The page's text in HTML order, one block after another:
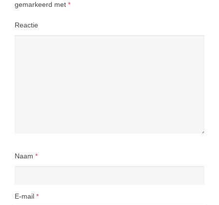
gemarkeerd met *
Reactie
Naam *
E-mail *